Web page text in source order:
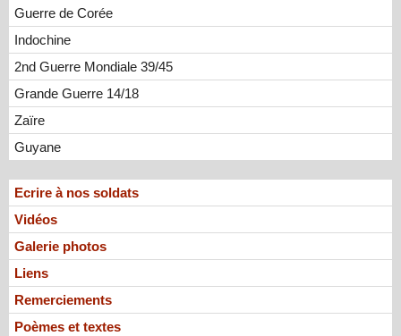
Guerre de Corée
Indochine
2nd Guerre Mondiale 39/45
Grande Guerre 14/18
Zaïre
Guyane
Ecrire à nos soldats
Vidéos
Galerie photos
Liens
Remerciements
Poèmes et textes